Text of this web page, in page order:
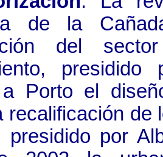
de la
del
Porto el
recalificación de
presidido por